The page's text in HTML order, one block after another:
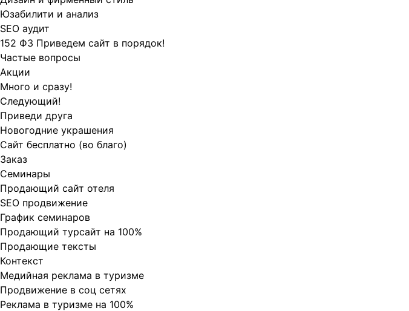
Юзабилити и анализ
SEO аудит
152 ФЗ Приведем сайт в порядок!
Частые вопросы
Акции
Много и сразу!
Следующий!
Приведи друга
Новогодние украшения
Сайт бесплатно (во благо)
Заказ
Cеминары
Продающий сайт отеля
SEO продвижение
График семинаров
Продающий турсайт на 100%
Продающие тексты
Контекст
Медийная реклама в туризме
Продвижение в соц сетях
Реклама в туризме на 100%